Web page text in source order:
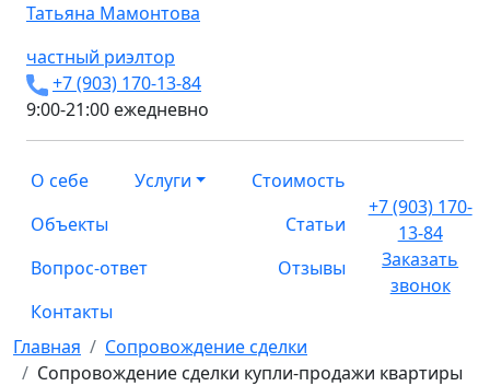
Татьяна Мамонтова
частный риэлтор
+7 (903) 170-13-84
9:00-21:00 ежедневно
О себе Услуги
Стоимость
Объекты
Статьи
Вопрос-ответ
Отзывы
Контакты
+7 (903) 170-
13-84
Заказать
звонок
Главная
Сопровождение сделки
Сопровождение сделки купли-продажи квартиры